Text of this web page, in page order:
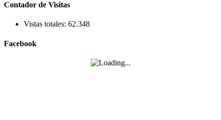
Contador de Visitas
Vistas totales: 62.348
Facebook